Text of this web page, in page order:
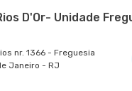
D'Or- Unidade
nr. 1366 - Freguesia
Janeiro - RJ